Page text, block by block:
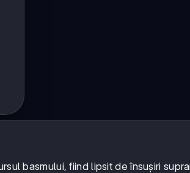
basmului, fiind lipsit de însușiri